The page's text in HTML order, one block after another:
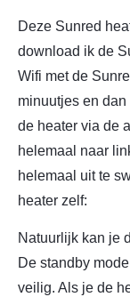
Deze Sunred
download ik de
Wifi met de
minuutjes en
de heater via de
helemaal naar
helemaal uit te
heater zelf:
Natuurlijk kan je
De standby
veilig. Als je de